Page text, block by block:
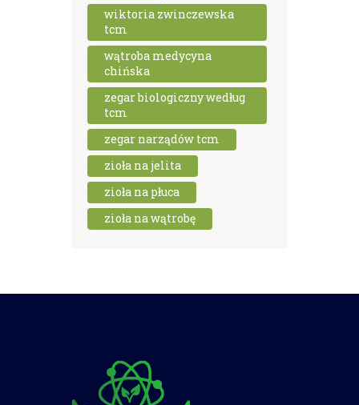
wiktoria zwinczewska
tcm
wątroba medycyna
chińska
zegar biologiczny według
tcm
zegar narządów tcm
zioła na jelita
zioła na płuca
zioła na wątrobę